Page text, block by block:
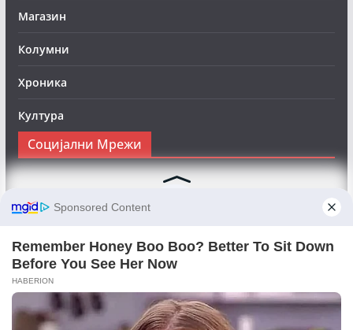
Магазин
Колумни
Хроника
Култура
Социјални Мрежи
Следете нè на Фејсбук за да сте во тек со најновите